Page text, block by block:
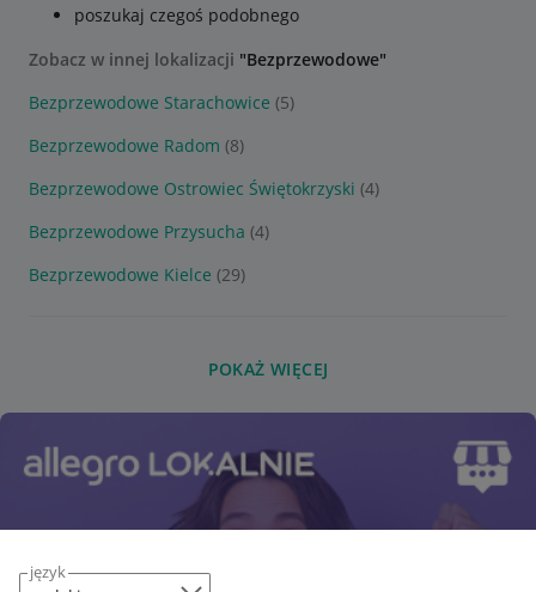
język
poszukaj czegoś podobnego
Zobacz w innej lokalizacji "Bezprzewodowe"
Bezprzewodowe Starachowice (5)
Bezprzewodowe Radom (8)
Bezprzewodowe Ostrowiec Świętokrzyski (4)
Bezprzewodowe Przysucha (4)
Bezprzewodowe Kielce (29)
POKAŻ WIĘCEJ